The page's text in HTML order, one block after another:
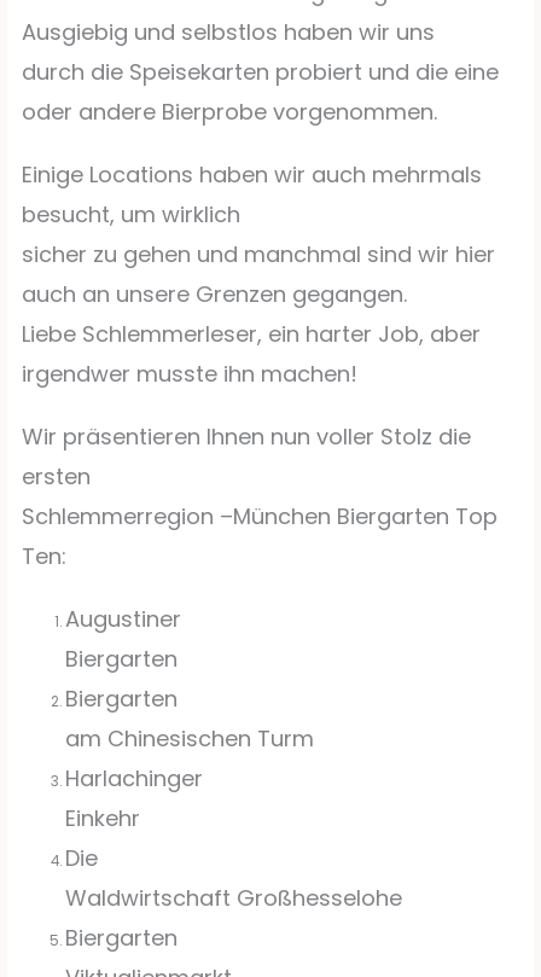
Ausgiebig und selbstlos haben wir uns
durch die Speisekarten probiert und die eine
oder andere Bierprobe vorgenommen.
Einige Locations haben wir auch mehrmals
besucht, um wirklich
sicher zu gehen und manchmal sind wir hier
auch an unsere Grenzen gegangen.
Liebe Schlemmerleser, ein harter Job, aber
irgendwer musste ihn machen!
Wir präsentieren Ihnen nun voller Stolz die
ersten
Schlemmerregion –München Biergarten Top
Ten:
Augustiner
Biergarten
Biergarten
am Chinesischen Turm
Harlachinger
Einkehr
Die
Waldwirtschaft Großhesselohe
Biergarten